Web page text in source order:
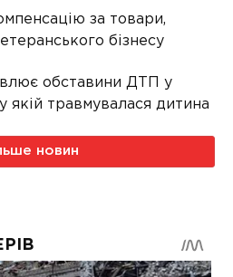
за товари,
бізнесу
обставини ДТП у
якій травмувалася дитина
новин